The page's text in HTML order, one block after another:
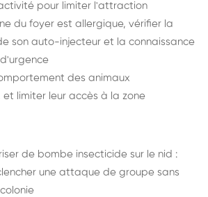
pour limiter l'attraction
du foyer est allergique, vérifier la
son auto-injecteur et la connaissance
des animaux
limiter leur accès à la zone
de bombe insecticide sur le nid :
une attaque de groupe sans